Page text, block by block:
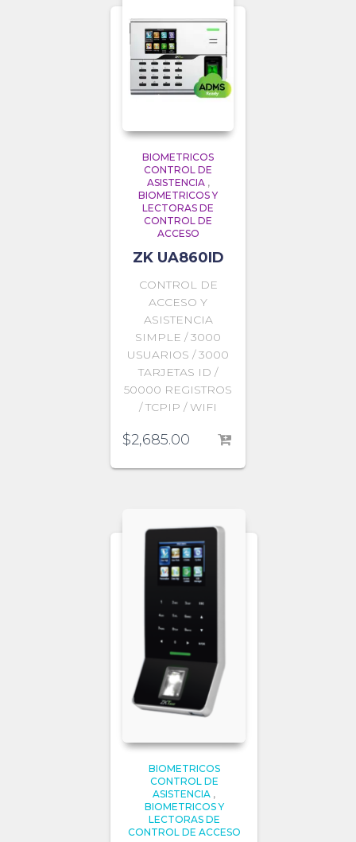
BIOMETRICOS
CONTROL DE
ASISTENCIA,
BIOMETRICOS Y
LECTORAS DE
CONTROL DE
ACCESO
ZK UA860ID
CONTROL DE
ACCESO Y
ASISTENCIA
SIMPLE / 3000
USUARIOS / 3000
TARJETAS ID /
50000 REGISTROS
/ TCPIP / WIFI
$2,685.00
BIOMETRICOS
CONTROL DE
ASISTENCIA ,
BIOMETRICOS Y
LECTORAS DE
CONTROL DE ACCESO